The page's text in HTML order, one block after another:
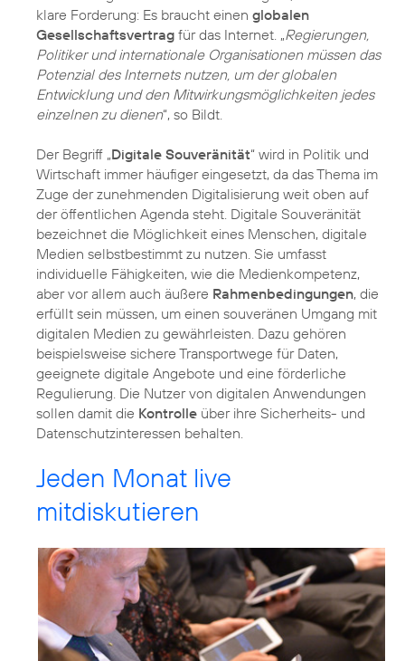
klare Forderung: Es braucht einen globalen
Gesellschaftsvertrag für das Internet. „Regierungen,
Politiker und internationale Organisationen müssen das
Potenzial des Internets nutzen, um der globalen
Entwicklung und den Mitwirkungsmöglichkeiten jedes
einzelnen zu dienen“, so Bildt.
Der Begriff „Digitale Souveränität“ wird in Politik und
Wirtschaft immer häufiger eingesetzt, da das Thema im
Zuge der zunehmenden Digitalisierung weit oben auf
der öffentlichen Agenda steht. Digitale Souveränität
bezeichnet die Möglichkeit eines Menschen, digitale
Medien selbstbestimmt zu nutzen. Sie umfasst
individuelle Fähigkeiten, wie die Medienkompetenz,
aber vor allem auch äußere Rahmenbedingungen, die
erfüllt sein müssen, um einen souveränen Umgang mit
digitalen Medien zu gewährleisten. Dazu gehören
beispielsweise sichere Transportwege für Daten,
geeignete digitale Angebote und eine förderliche
Regulierung. Die Nutzer von digitalen Anwendungen
sollen damit die Kontrolle über ihre Sicherheits- und
Datenschutzinteressen behalten.
Jeden Monat live
mitdiskutieren